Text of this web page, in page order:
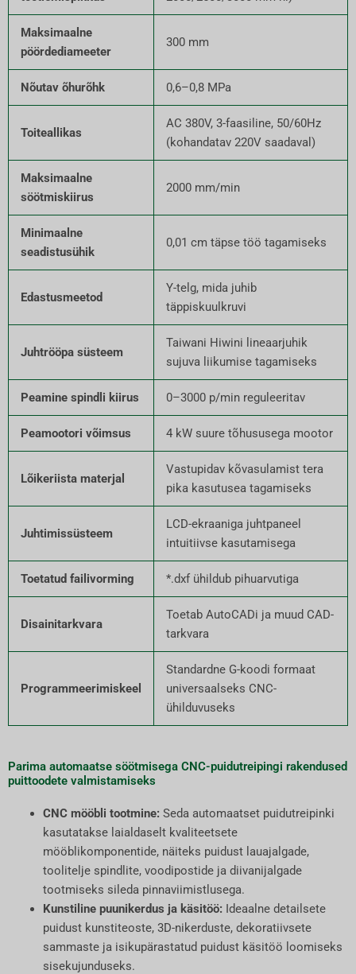
Maksimaalne
pöördediameeter
300 mm
Nõutav õhurõhk 0,6–0,8 MPa
Toiteallikas
AC 380V, 3-faasiline, 50/60Hz
(kohandatav 220V saadaval)
Maksimaalne
söötmiskiirus
2000 mm/min
Minimaalne
seadistusühik
0,01 cm täpse töö tagamiseks
Edastusmeetod
Y-telg, mida juhib
täppiskuulkruvi
Juhtrööpa süsteem
Taiwani Hiwini lineaarjuhik
sujuva liikumise tagamiseks
Peamine spindli kiirus 0–3000 p/min reguleeritav
Peamootori võimsus 4 kW suure tõhususega mootor
Lõikeriista materjal
Vastupidav kõvasulamist tera
pika kasutusea tagamiseks
Juhtimissüsteem
LCD-ekraaniga juhtpaneel
intuitiivse kasutamisega
Toetatud failivorming *.dxf ühildub pihuarvutiga
Disainitarkvara
Toetab AutoCADi ja muud CAD-
tarkvara
Programmeerimiskeel
Standardne G-koodi formaat
universaalseks CNC-
ühilduvuseks
Parima automaatse söötmisega CNC-puidutreipingi rakendused
puittoodete valmistamiseks
CNC mööbli tootmine:Seda automaatset puidutreipinki
kasutatakse laialdaselt kvaliteetsete
mööblikomponentide, näiteks puidust lauajalgade,
toolitelje spindlite, voodipostide ja diivanijalgade
tootmiseks sileda pinnaviimistlusega.
Kunstiline puunikerdus ja käsitöö:Ideaalne detailsete
puidust kunstiteoste, 3D-nikerduste, dekoratiivsete
sammaste ja isikupärastatud puidust käsitöö loomiseks
sisekujunduseks.